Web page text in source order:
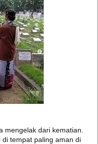
mengelak dari kematian.
tempat paling aman di